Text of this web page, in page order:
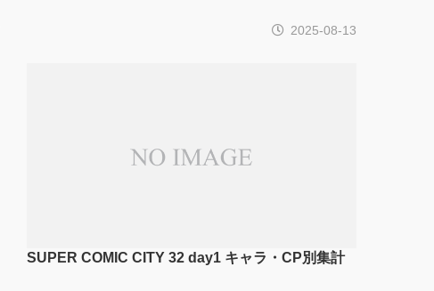
2025-08-13
SUPER COMIC CITY 32 day1 キャラ・CP別集計